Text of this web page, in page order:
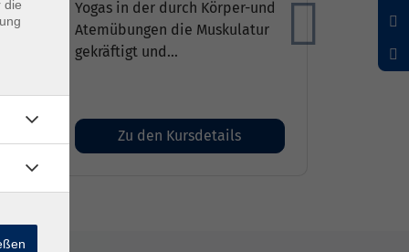
Yogas in der durch Körper-und
Atemübungen die Muskulatur
gekräftigt und...
Zu den Kursdetails
die